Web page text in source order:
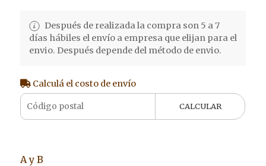
Después de realizada la compra son 5 a 7
días hábiles el envío a empresa que elijan para el
envio. Después depende del método de envio.
Calculá el costo de envío
CALCULAR
A y B